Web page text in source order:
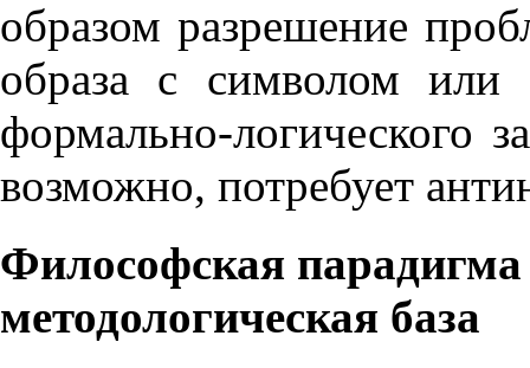
образом разрешение
образа с символом или
формально-логического
возможно, потребует
Философская
методологическая база